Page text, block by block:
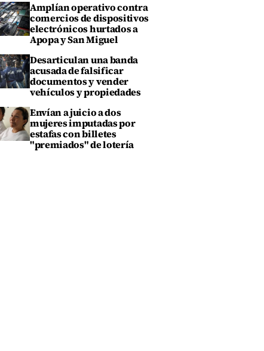
Amplían operativo contra
comercios de dispositivos
electrónicos hurtados a
Apopa y San Miguel
Desarticulan una banda
acusada de falsificar
documentos y vender
vehículos y propiedades
Envían a juicio a dos
mujeres imputadas por
estafas con billetes
"premiados" de lotería